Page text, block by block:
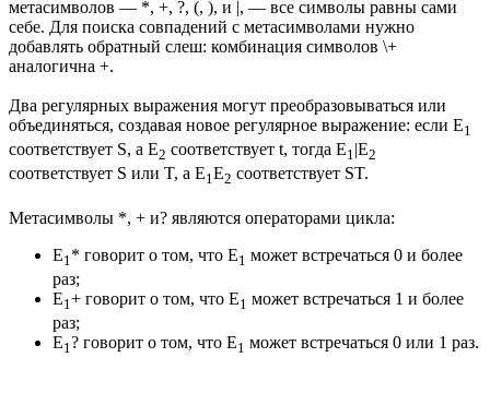
метасимволов — *, +, ?, (, ), и |, — все символы равны сами
себе. Для поиска совпадений с метасимволами нужно
добавлять обратный слеш: комбинация символов \+
аналогична +.
Два регулярных выражения могут преобразовываться или
объединяться, создавая новое регулярное выражение: если E1
соответствует S, а E2 соответствует t, тогда E1|E2
соответствует S или T, а E1E2 соответствует ST.
Метасимволы *, + и? являются операторами цикла:
E1 * говорит о том, что E1 может встречаться 0 и более
раз;
E1 + говорит о том, что E1 может встречаться 1 и более
раз;
E1? говорит о том, что E1 может встречаться 0 или 1 раз.